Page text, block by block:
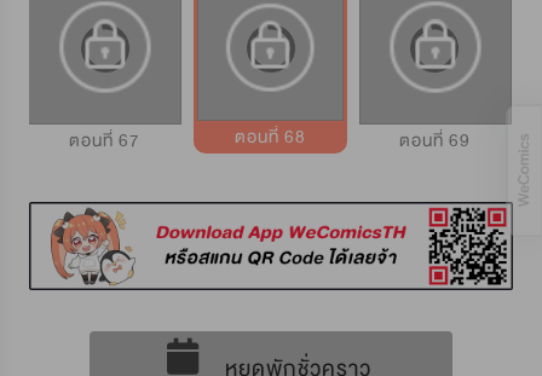
ตอนที่ 67 ตอนที่ 68 ตอนที่ 69